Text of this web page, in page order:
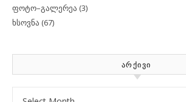
ფოტო–გალერეა (3)
ხსოვნა (67)
ᲐᲠᲥᲘᲕᲘ